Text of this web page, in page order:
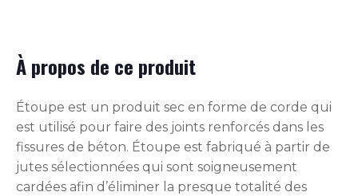
À propos de ce produit
Étoupe est un produit sec en forme de corde qui
est utilisé pour faire des joints renforcés dans les
fissures de béton. Étoupe est fabriqué à partir de
jutes sélectionnées qui sont soigneusement
cardées afin d’éliminer la presque totalité des